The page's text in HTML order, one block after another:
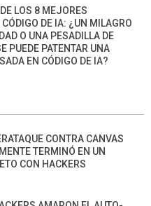
LOS 8 MEJORES
DE IA: ¿UN MILAGRO
O UNA PESADILLA DE
PUEDE PATENTAR UNA
EN CÓDIGO DE IA?
CONTRA CANVAS
TERMINÓ EN UN
CON HACKERS